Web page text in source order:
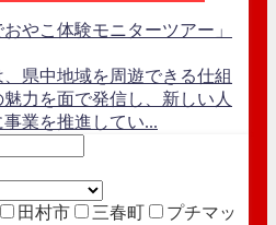
やこ体験モニターツアー」
県中地域を周遊できる仕組
力を面で発信し、新しい人
業を推進してい...
田村市 三春町
プチマッ